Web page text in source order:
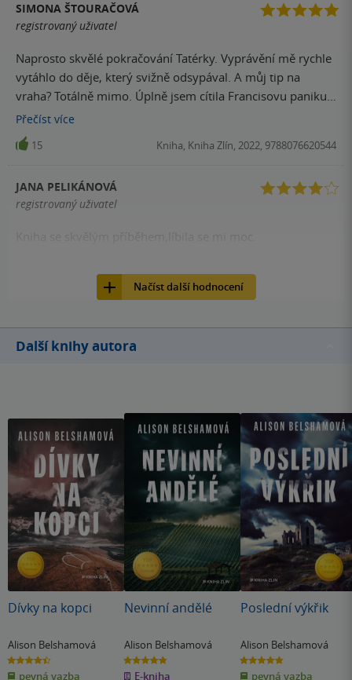
způsobují problémy (nejen s policií) a že neurovnané
partnerské a rodinné vazby jsou cesta do pekla. Stejně tak
je dobře vidět, jak fungují média a soudní systém (a co vše
může zhatit dokonale vyšetřený zločin). Doporučuji všemi
deseti.
SIMONA ŠTOURAČOVÁ
registrovaný uživatel
Naprosto skvělé pokračování Tatérky. Vyprávění mě rychle
vytáhlo do děje, který svižně odsypával. A můj tip na
vraha? Totálně mimo. Úplně jsem cítila Francisovu paniku,
když mu došlo, kdo za tím je. Rozhodně si jdu pro další díl.
Přečíst více
15 Kniha, Kniha Zlín, 2022, 9788076620544
JANA PELIKÁNOVÁ
registrovaný uživatel
Načíst další hodnocení
Další knihy autora
Dívky na kopci
Alison Belshamová
4.4
z
5 pevná vazba
Nevinní andělé
Alison Belshamová
4.8
z
5 E-kniha
Poslední výkřik
Alison Belshamová
4.8
z
5 pevná vazba